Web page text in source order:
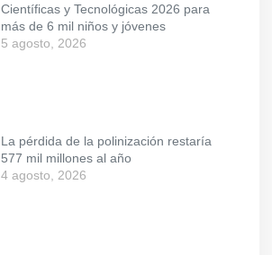
Científicas y Tecnológicas 2026 para
más de 6 mil niños y jóvenes
5 agosto, 2026
La pérdida de la polinización restaría
577 mil millones al año
4 agosto, 2026